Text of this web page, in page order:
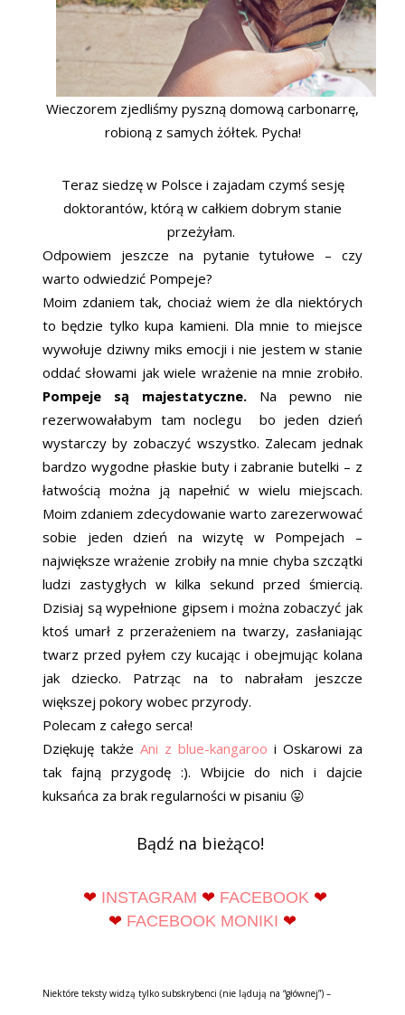
Wieczorem zjedliśmy pyszną domową carbonarrę,
robioną z samych żółtek. Pycha!
Teraz siedzę w Polsce i zajadam czymś sesję
doktorantów, którą w całkiem dobrym stanie
przeżyłam.
Odpowiem jeszcze na pytanie tytułowe – czy
warto odwiedzić Pompeje?
Moim zdaniem tak, chociaż wiem że dla niektórych
to będzie tylko kupa kamieni. Dla mnie to miejsce
wywołuje dziwny miks emocji i nie jestem w stanie
oddać słowami jak wiele wrażenie na mnie zrobiło.
Pompeje są majestatyczne. Na pewno nie
rezerwowałabym tam noclegu bo jeden dzień
wystarczy by zobaczyć wszystko. Zalecam jednak
bardzo wygodne płaskie buty i zabranie butelki – z
łatwością można ją napełnić w wielu miejscach.
Moim zdaniem zdecydowanie warto zarezerwować
sobie jeden dzień na wizytę w Pompejach –
największe wrażenie zrobiły na mnie chyba szczątki
ludzi zastygłych w kilka sekund przed śmiercią.
Dzisiaj są wypełnione gipsem i można zobaczyć jak
ktoś umarł z przerażeniem na twarzy, zasłaniając
twarz przed pyłem czy kucając i obejmując kolana
jak dziecko. Patrząc na to nabrałam jeszcze
większej pokory wobec przyrody.
Polecam z całego serca!
Dziękuję także Ani z blue-kangaroo i Oskarowi za
tak fajną przygodę :). Wbijcie do nich i dajcie
kuksańca za brak regularności w pisaniu 😛
Bądź na bieżąco!
❤ INSTAGRAM ❤ FACEBOOK ❤
❤ FACEBOOK MONIKI ❤
Niektóre teksty widzą tylko subskrybenci (nie lądują na “głównej”) –